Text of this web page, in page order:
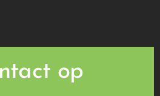
op